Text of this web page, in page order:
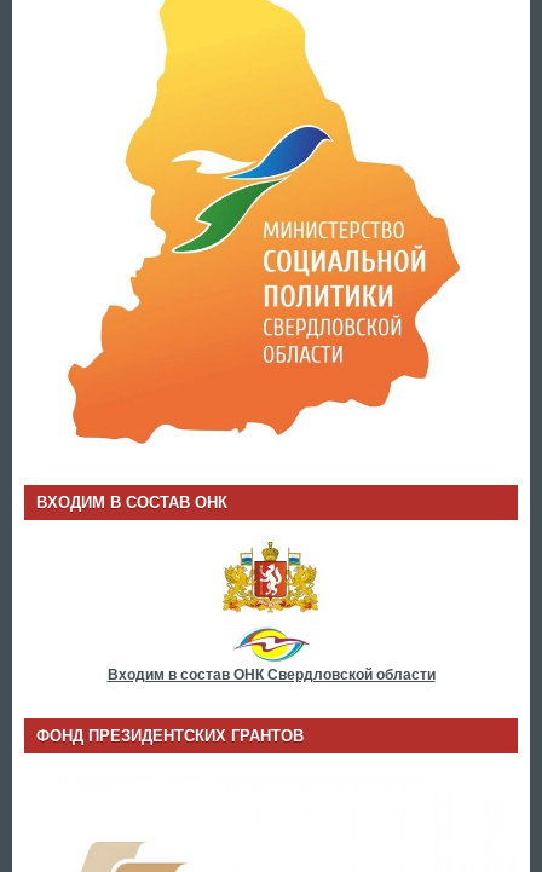
ВХОДИМ В СОСТАВ ОНК
Входим в состав ОНК Свердловской области
ФОНД ПРЕЗИДЕНТСКИХ ГРАНТОВ